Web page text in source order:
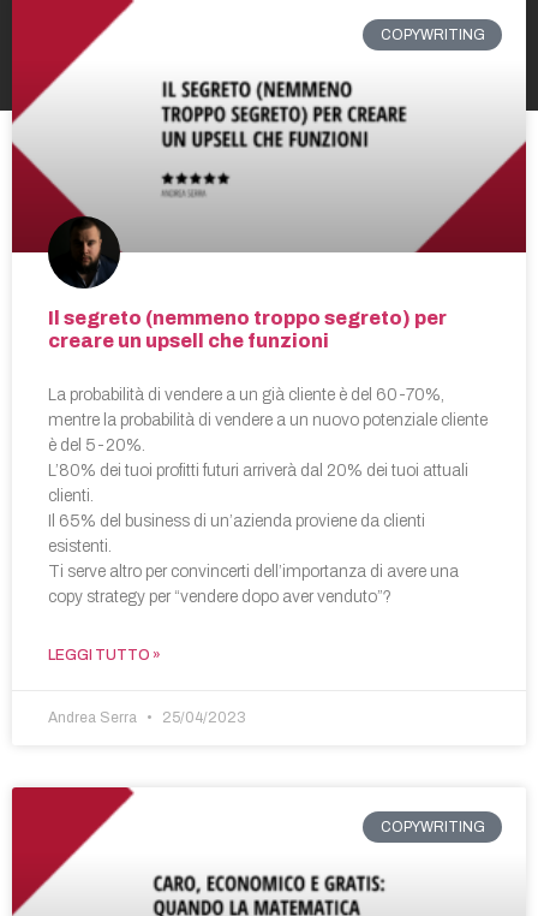
COPYWRITING
Il segreto (nemmeno troppo segreto) per
creare un upsell che funzioni
La probabilità di vendere a un già cliente è del 60-70%,
mentre la probabilità di vendere a un nuovo potenziale cliente
è del 5-20%.
L’80% dei tuoi profitti futuri arriverà dal 20% dei tuoi attuali
clienti.
Il 65% del business di un’azienda proviene da clienti
esistenti.
Ti serve altro per convincerti dell’importanza di avere una
copy strategy per “vendere dopo aver venduto”?
LEGGI TUTTO »
Andrea Serra 25/04/2023
COPYWRITING